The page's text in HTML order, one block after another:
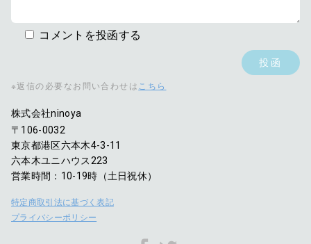
コメントを投函する
※返信の必要なお問い合わせは こちら
株式会社ninoya
〒106-0032
東京都港区六本木4-3-11
六本木ユニハウス223
営業時間：10-19時（土日祝休）
特定商取引法に基づく表記
プライバシーポリシー